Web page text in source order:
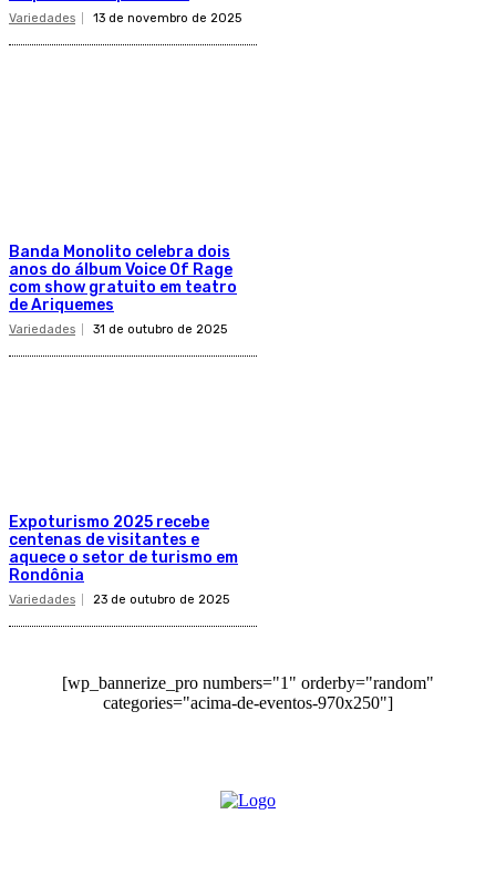
Variedades 13 de novembro de 2025
Banda Monolito celebra dois
anos do álbum Voice Of Rage
com show gratuito em teatro
de Ariquemes
Variedades 31 de outubro de 2025
Expoturismo 2025 recebe
centenas de visitantes e
aquece o setor de turismo em
Rondônia
Variedades 23 de outubro de 2025
[wp_bannerize_pro numbers="1" orderby="random"
categories="acima-de-eventos-970x250"]